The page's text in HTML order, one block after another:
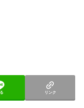
リンク